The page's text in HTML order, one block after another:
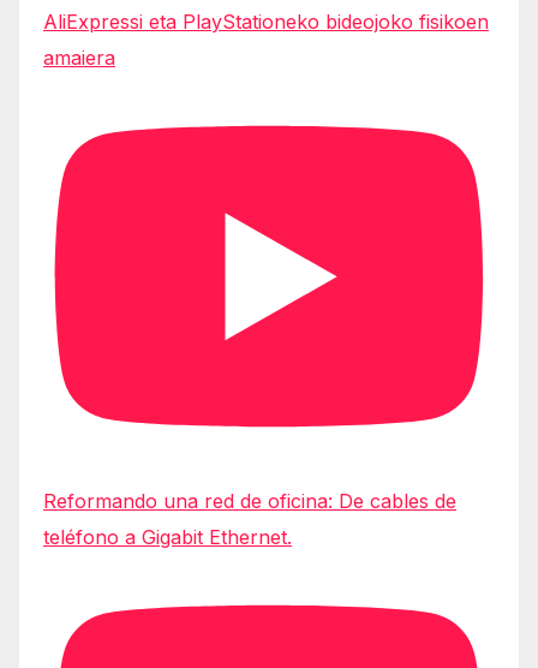
AliExpressi eta PlayStationeko bideojoko fisikoen
amaiera
Reformando una red de oficina: De cables de
teléfono a Gigabit Ethernet.